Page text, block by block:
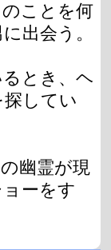
ことを何
出会う。
とき、ヘ
してい
幽霊が現
ーをす